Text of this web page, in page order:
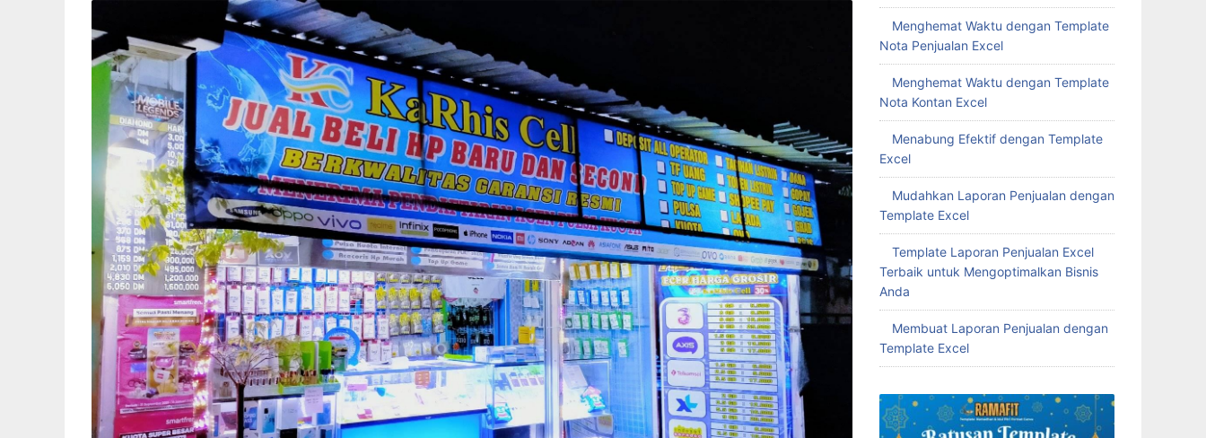
Menghemat Waktu dengan Template
Nota Penjualan Excel
Menghemat Waktu dengan Template
Nota Kontan Excel
Menabung Efektif dengan Template
Excel
Mudahkan Laporan Penjualan dengan
Template Excel
Template Laporan Penjualan Excel
Terbaik untuk Mengoptimalkan Bisnis
Anda
Membuat Laporan Penjualan dengan
Template Excel